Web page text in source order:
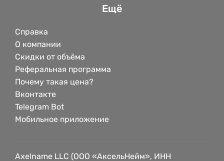
Ещё
Справка
О компании
Скидки от объёма
Реферальная программа
Почему такая цена?
Вконтакте
Telegram Bot
Мобильное приложение
Axelname LLC (ООО «АксельНейм», ИНН